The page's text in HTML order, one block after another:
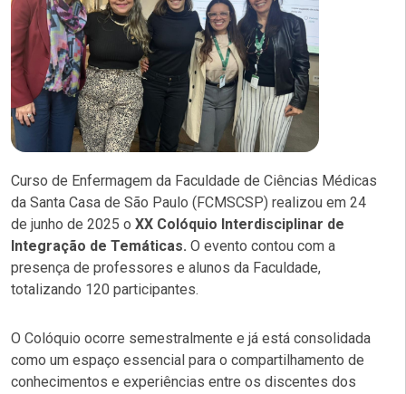
Curso de Enfermagem da Faculdade de Ciências Médicas
da Santa Casa de São Paulo (FCMSCSP) realizou em 24
de junho de 2025 o XX Colóquio Interdisciplinar de
Integração de Temáticas. O evento contou com a
presença de professores e alunos da Faculdade,
totalizando 120 participantes.
O Colóquio ocorre semestralmente e já está consolidada
como um espaço essencial para o compartilhamento de
conhecimentos e experiências entre os discentes dos